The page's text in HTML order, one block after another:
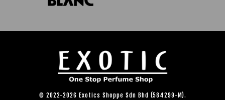
© 2022-2026 Exotics Shoppe Sdn Bhd (584299-M).